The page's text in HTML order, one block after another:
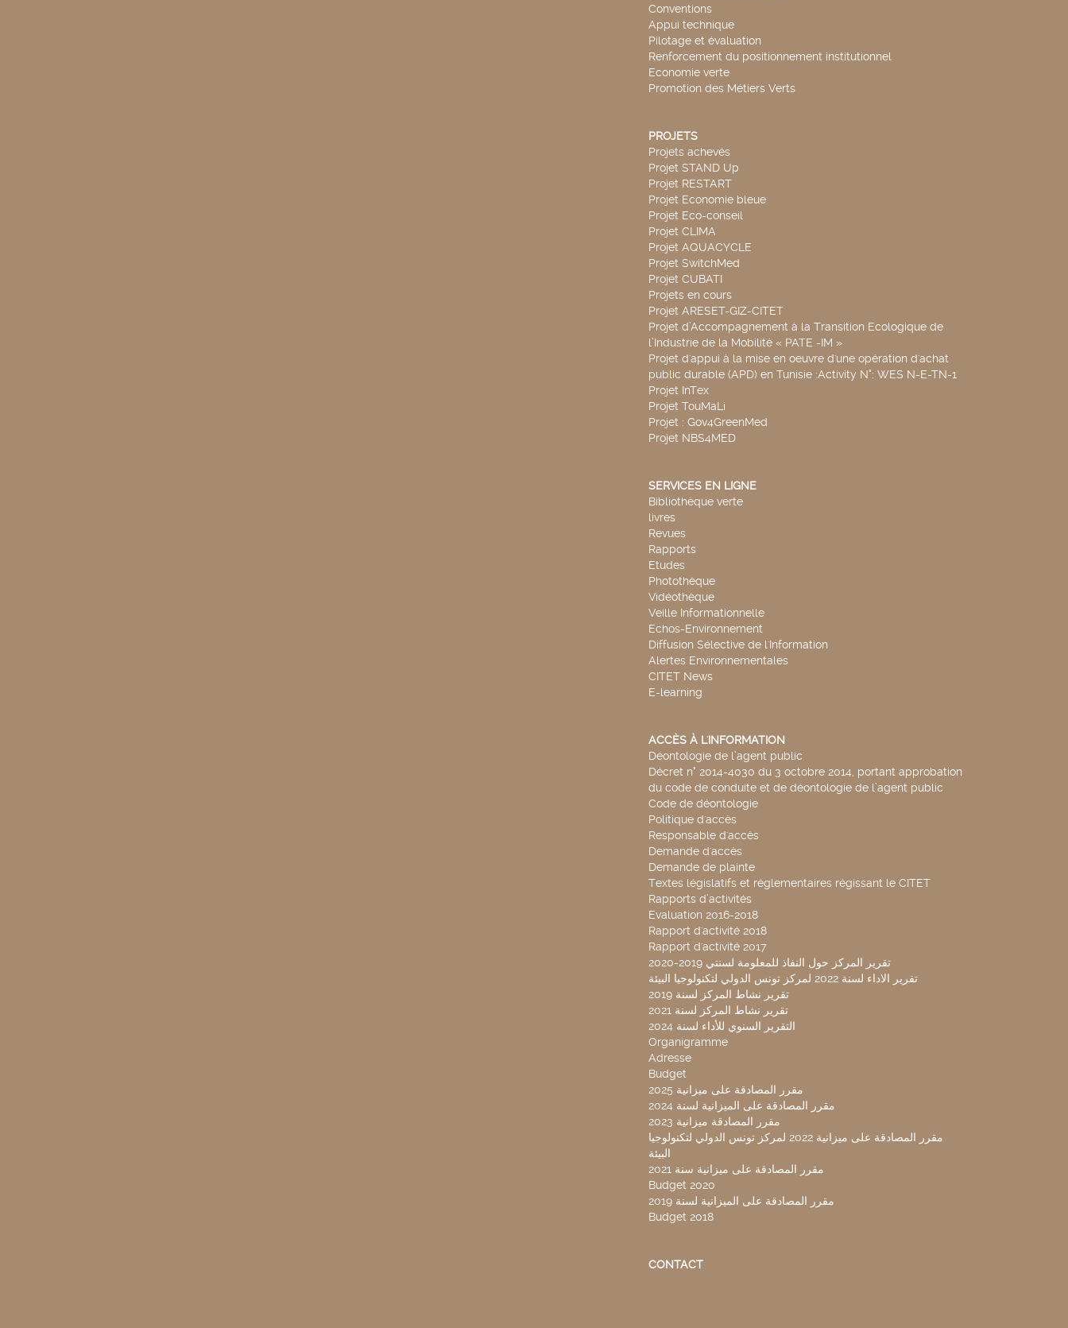
Conventions
Appui technique
Pilotage et évaluation
Renforcement du positionnement institutionnel
Economie verte
Promotion des Métiers Verts
PROJETS
Projets achevés
Projet STAND Up
Projet RESTART
Projet Economie bleue
Projet Eco-conseil
Projet CLIMA
Projet AQUACYCLE
Projet SwitchMed
Projet CUBATI
Projets en cours
Projet ARESET-GIZ-CITET
Projet d’Accompagnement à la Transition Ecologique de
l’Industrie de la Mobilité « PATE -IM »
Projet d'appui à la mise en oeuvre d'une opération d'achat
public durable (APD) en Tunisie :Activity N°: WES N-E-TN-1
Projet InTex
Projet TouMaLi
Projet : Gov4GreenMed
Projet NBS4MED
SERVICES EN LIGNE
Bibliothèque verte
livres
Revues
Rapports
Etudes
Photothèque
Vidéothèque
Veille Informationnelle
Echos-Environnement
Diffusion Sélective de l'Information
Alertes Environnementales
CITET News
E-learning
ACCÈS À L'INFORMATION
Déontologie de l’agent public
Décret n° 2014-4030 du 3 octobre 2014, portant approbation
du code de conduite et de déontologie de l’agent public
Code de déontologie
Politique d'accès
Responsable d'accès
Demande d'accès
Demande de plainte
Textes législatifs et réglementaires régissant le CITET
Rapports d’activités
Evaluation 2016-2018
Rapport d'activité 2018
Rapport d'activité 2017
تقرير المركز حول النفاذ للمعلومة لسنتي 2019-2020
تقرير الاداء لسنة 2022 لمركز تونس الدولي لتكنولوجيا البيئة
تقرير نشاط المركز لسنة 2019
تقرير نشاط المركز لسنة 2021
التقرير السنوي للأداء لسنة 2024
Organigramme
Adresse
Budget
2025 مقرر المصادقة على ميزانية
مقرر المصادقة على الميزانية لسنة 2024
مقرر المصادقة ميزانية 2023
مقرر المصادقة على ميزانية 2022 لمركز تونس الدولي لتكنولوجيا
البيئة
مقرر المصادقة على ميزانية سنة 2021
Budget 2020
مقرر المصادقة على الميزانية لسنة 2019
Budget 2018
CONTACT